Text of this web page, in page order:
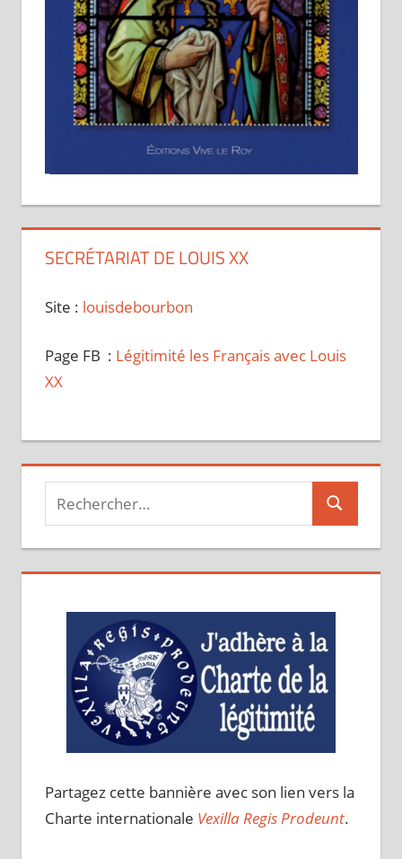
SECRÉTARIAT DE LOUIS XX
Site : louisdebourbon
Page FB : Légitimité les Français avec Louis
XX
Recherche
pour :
Partagez cette bannière avec son lien vers la
Charte internationale Vexilla Regis Prodeunt.